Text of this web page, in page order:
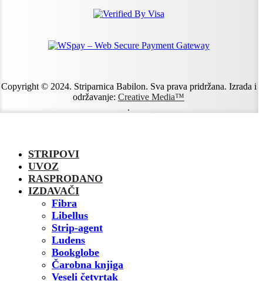
Copyright © 2024. Striparnica Babilon. Sva prava pridržana. Izrada i
održavanje: Creative Media™
.
STRIPOVI
UVOZ
RASPRODANO
IZDAVAČI
Fibra
Libellus
Strip-agent
Ludens
Bookglobe
Čarobna knjiga
Veseli četvrtak